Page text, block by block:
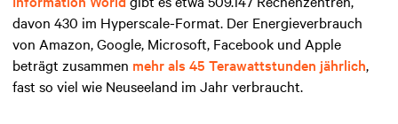
davon 430 im Hyperscale-Format. Der Energieverbrauch
von Amazon, Google, Microsoft, Facebook und Apple
beträgt zusammen mehr als 45 Terawattstunden jährlich,
fast so viel wie Neuseeland im Jahr verbraucht.